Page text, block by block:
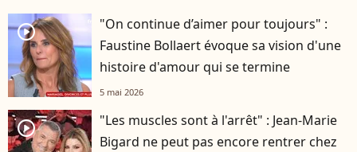
player2
"On continue d’aimer pour toujours" :
Faustine Bollaert évoque sa vision d'une
histoire d'amour qui se termine
5 mai 2026
player2
"Les muscles sont à l'arrêt" : Jean-Marie
Bigard ne peut pas encore rentrer chez